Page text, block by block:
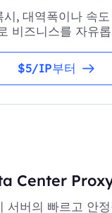
시, 대역폭이나 속
비즈니스를 자유
$5/IP부터
Center
서버의 빠르고 안